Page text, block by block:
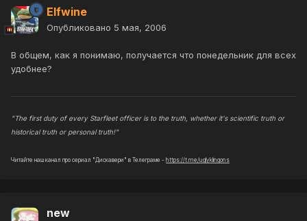
Elfwine
Опубликовано 5 мая, 2006
В общем, как я понимаю, получается что понедельник для всех
удобнее?
"The first duty of every Starfleet officer is to the truth, whether it's scientific truth or
historical truth or personal truth!"
Читайте наш канал про сериал "Дискавери" в Телеграме - https://t.me/uglyklingons
new